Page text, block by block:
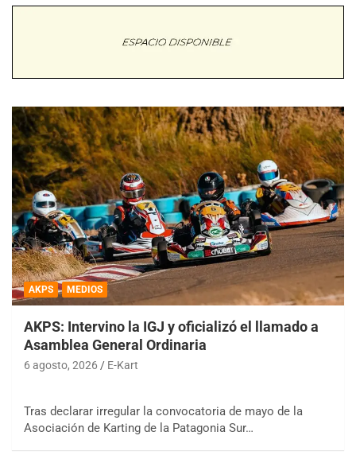
AKPS MEDIOS
AKPS: Intervino la IGJ y oficializó el llamado a
Asamblea General Ordinaria
6 agosto, 2026 E-Kart
Tras declarar irregular la convocatoria de mayo de la
Asociación de Karting de la Patagonia Sur…